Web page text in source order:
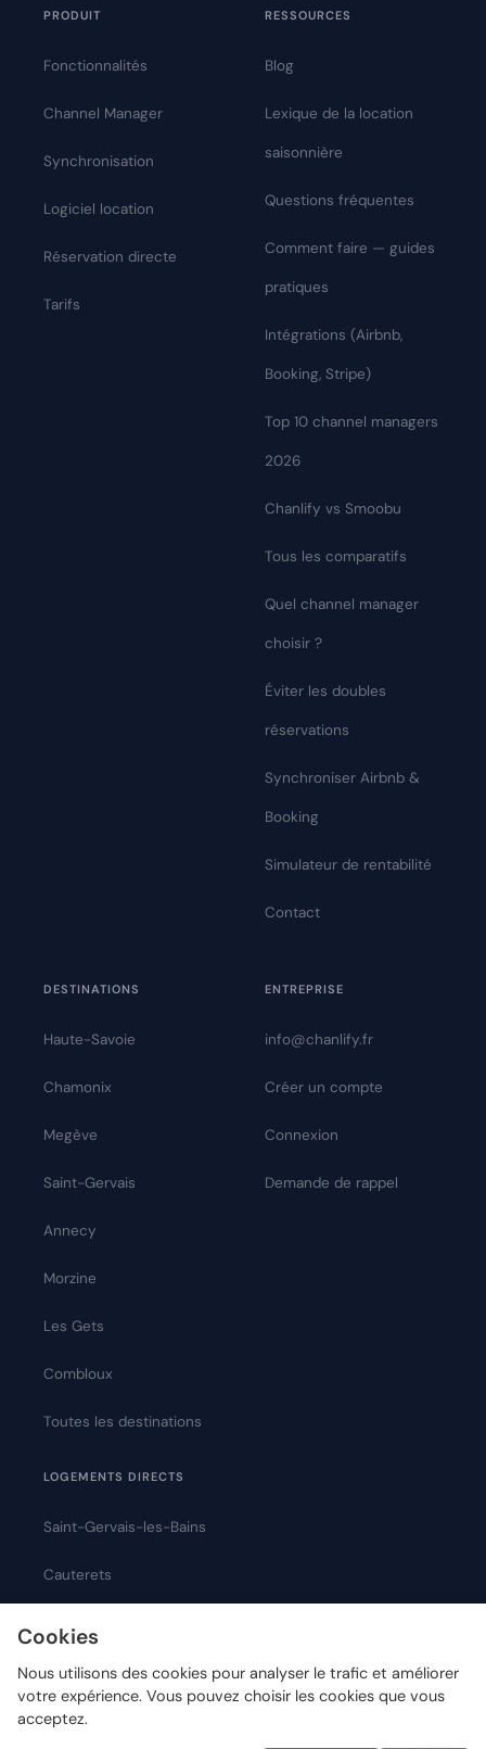
PRODUIT
Fonctionnalités
Channel Manager
Synchronisation
Logiciel location
Réservation directe
Tarifs
RESSOURCES
Blog
Lexique de la location
saisonnière
Questions fréquentes
Comment faire — guides
pratiques
Intégrations (Airbnb,
Booking, Stripe)
Top 10 channel managers
2026
Chanlify vs Smoobu
Tous les comparatifs
Quel channel manager
choisir ?
Éviter les doubles
réservations
Synchroniser Airbnb &
Booking
Simulateur de rentabilité
Contact
DESTINATIONS
Haute-Savoie
Chamonix
Megève
Saint-Gervais
Annecy
Morzine
Les Gets
Combloux
Toutes les destinations
LOGEMENTS DIRECTS
Saint-Gervais-les-Bains
Cauterets
ENTREPRISE
info@chanlify.fr
Créer un compte
Connexion
Demande de rappel
Cookies
Nous utilisons des cookies pour analyser le trafic et améliorer
votre expérience. Vous pouvez choisir les cookies que vous
acceptez.